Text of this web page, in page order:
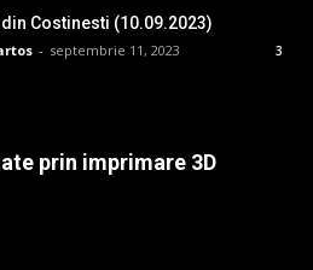
Costinesti (10.09.2023)
- septembrie 11, 2023 3
prin imprimare 3D